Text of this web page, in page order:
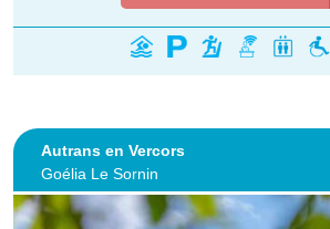
Autrans en Vercors
Goélia Le Sornin